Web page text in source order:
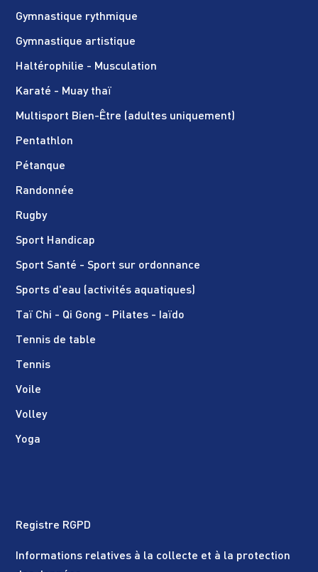
Gymnastique rythmique
Gymnastique artistique
Haltérophilie - Musculation
Karaté - Muay thaï
Multisport Bien-Être (adultes uniquement)
Pentathlon
Pétanque
Randonnée
Rugby
Sport Handicap
Sport Santé - Sport sur ordonnance
Sports d'eau (activités aquatiques)
Taï Chi - Qi Gong - Pilates - Iaïdo
Tennis de table
Tennis
Voile
Volley
Yoga
Registre RGPD
Informations relatives à la collecte et à la protection